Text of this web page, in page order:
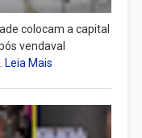
colocam a capital
vendaval
Leia Mais